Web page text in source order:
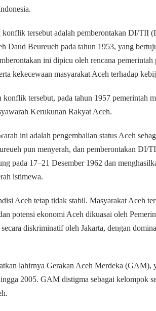
konflik tersebut adalah pemberontakan DI/TII
Daud Beureueh pada tahun 1953, yang
ini dipicu oleh rencana
kekecewaan masyarakat Aceh terhadap
konflik tersebut, pada tahun 1957 pemerintah
Kerukunan Rakyat Aceh.
ini adalah pengembalian status Aceh
pun menyerah, dan pemberontakan DI/
pada 17–21 Desember 1962 dan
istimewa.
Aceh tetap tidak stabil. Masyarakat Aceh
potensi ekonomi Aceh dikuasai oleh
diskriminatif oleh Jakarta, dengan
lahirnya Gerakan Aceh Merdeka (GAM),
2005. GAM distigma sebagai kelompok